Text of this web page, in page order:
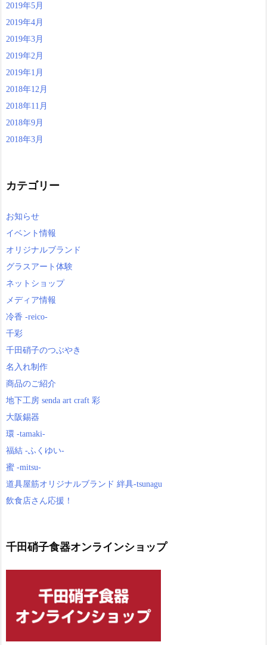
2019年5月
2019年4月
2019年3月
2019年2月
2019年1月
2018年12月
2018年11月
2018年9月
2018年3月
カテゴリー
お知らせ
イベント情報
オリジナルブランド
グラスアート体験
ネットショップ
メディア情報
冷香 -reico-
千彩
千田硝子のつぶやき
名入れ制作
商品のご紹介
地下工房 senda art craft 彩
大阪錫器
環 -tamaki-
福結 -ふくゆい-
蜜 -mitsu-
道具屋筋オリジナルブランド 絆具-tsunagu
飲食店さん応援！
千田硝子食器オンラインショップ